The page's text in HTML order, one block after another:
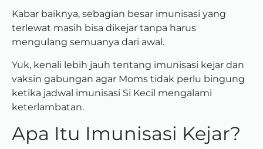
Kabar baiknya, sebagian besar imunisasi yang
terlewat masih bisa dikejar tanpa harus
mengulang semuanya dari awal.
Yuk, kenali lebih jauh tentang imunisasi kejar dan
vaksin gabungan agar Moms tidak perlu bingung
ketika jadwal imunisasi Si Kecil mengalami
keterlambatan.
Apa Itu Imunisasi Kejar?